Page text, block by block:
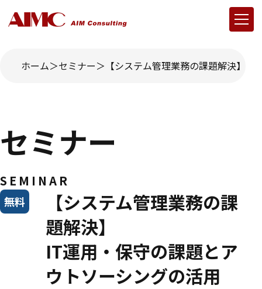
ホーム セミナー 【システム管理業務の課題解決】
セミナー
SEMINAR
【システム管理業務の課
題解決】
IT運用・保守の課題とア
ウトソーシングの活用
無料